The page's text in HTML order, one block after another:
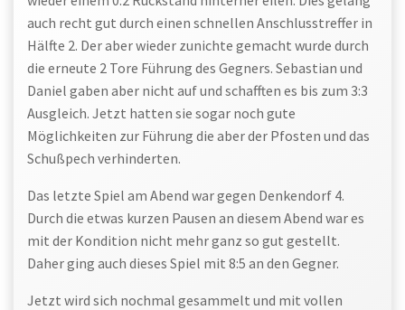
auch recht gut durch einen schnellen Anschlusstreffer in
Hälfte 2. Der aber wieder zunichte gemacht wurde durch
die erneute 2 Tore Führung des Gegners. Sebastian und
Daniel gaben aber nicht auf und schafften es bis zum 3:3
Ausgleich. Jetzt hatten sie sogar noch gute
Möglichkeiten zur Führung die aber der Pfosten und das
Schußpech verhinderten.
Das letzte Spiel am Abend war gegen Denkendorf 4.
Durch die etwas kurzen Pausen an diesem Abend war es
mit der Kondition nicht mehr ganz so gut gestellt.
Daher ging auch dieses Spiel mit 8:5 an den Gegner.
Jetzt wird sich nochmal gesammelt und mit vollen